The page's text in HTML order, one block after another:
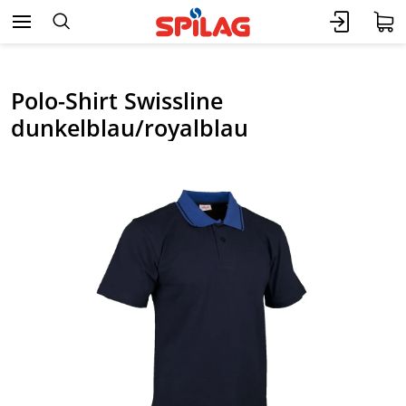
Polo-Shirt Swissline
dunkelblau/royalblau